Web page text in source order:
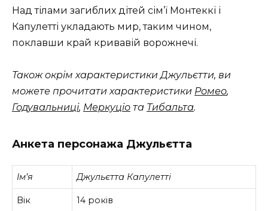
Над тілами загиблих дітей сім’ї Монтеккі і
Капулетті укладають мир, таким чином,
поклавши край кривавій ворожнечі.
Також окрім характеристики Джульєтти, ви
можете прочитати характеристики Ромео,
Годувальниці, Меркуціо та Тибальта.
Анкета персонажа Джульєтта
Ім’я Джульєтта Капулетті
Вік 14 років